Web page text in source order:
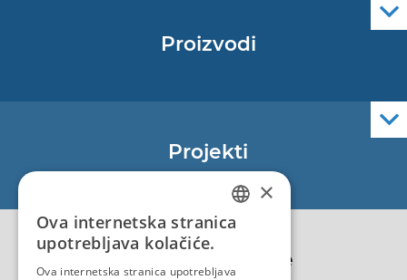
Proizvodi
Projekti
EU - Projekt Core
EU - EU/IPA Projekt JASPPer
EU - Projekt NauTour
Politika kvalitete
CROATIAN
×
Ova internetska stranica
upotrebljava kolačiće.
Ova internetska stranica upotrebljava